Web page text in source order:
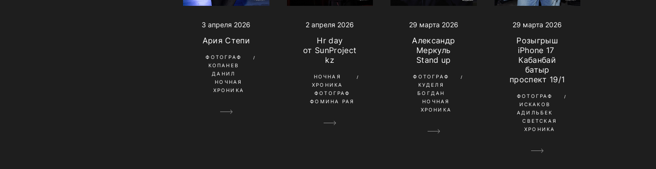
3 апреля 2026
Ария Степи
ФОТОГРАФ
КОПАНЕВ
ДАНИЛ
НОЧНАЯ
ХРОНИКА
2 апреля 2026
Hr day
от SunProject
kz
НОЧНАЯ
ХРОНИКА
ФОТОГРАФ
ФОМИНА РАЯ
29 марта 2026
Александр
Меркуль
Stand up
ФОТОГРАФ
КУДЕЛЯ
БОГДАН
НОЧНАЯ
ХРОНИКА
29 марта 2026
Розыгрыш
iPhone 17 ​
Кабанбай
батыр
проспект 19/1
ФОТОГРАФ
ИСКАКОВ
АДИЛЬБЕК
СВЕТСКАЯ
ХРОНИКА